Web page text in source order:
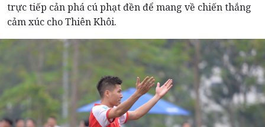
trực tiếp cản phá cú phạt đền để mang về chiến thắng
cảm xúc cho Thiên Khôi.